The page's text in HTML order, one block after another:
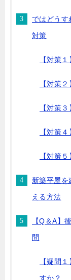
ではどうす
対策
【対策
【対策
【対策
【対策
【対策
新築平屋を
える方法
【Q＆A】
問
【疑問
すか？